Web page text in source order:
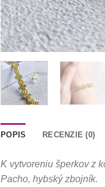
POPIS RECENZIE (0)
K vytvoreniu šperkov z
Pacho, hybský zbojník.